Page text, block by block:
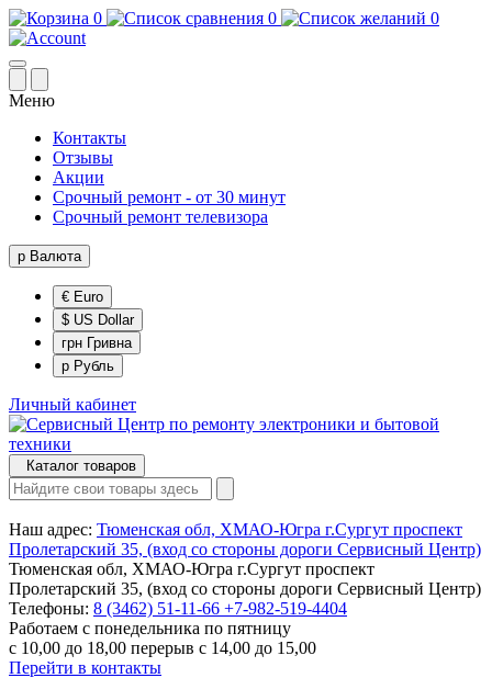
0 0 0
Меню
Контакты
Отзывы
Акции
Срочный ремонт - от 30 минут
Срочный ремонт телевизора
р Валюта
€ Euro
$ US Dollar
грн Гривна
р Рубль
Личный кабинет
Каталог товаров
Наш адрес: Тюменская обл, ХМАО-Югра г.Сургут проспект
Пролетарский 35, (вход со стороны дороги Сервисный Центр)
Тюменская обл, ХМАО-Югра г.Сургут проспект
Пролетарский 35, (вход со стороны дороги Сервисный Центр)
Телефоны: 8 (3462) 51-11-66 +7-982-519-4404
Работаем с понедельника по пятницу
с 10,00 до 18,00 перерыв с 14,00 до 15,00
Перейти в контакты